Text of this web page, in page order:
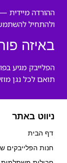
ההורדה מיידית
ולהתחיל
באיזה
תואם לכל נגן
ניווט באתר
דף הבית
חנות הפלייבקים